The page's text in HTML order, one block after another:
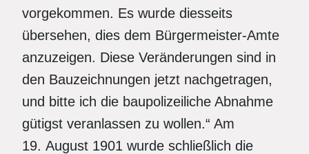
vorgekommen. Es wurde diesseits
übersehen, dies dem Bürgermeister-Amte
anzuzeigen. Diese Veränderungen sind in
den Bauzeichnungen jetzt nachgetragen,
und bitte ich die baupolizeiliche Abnahme
gütigst veranlassen zu wollen.“ Am
19. August 1901 wurde schließlich die